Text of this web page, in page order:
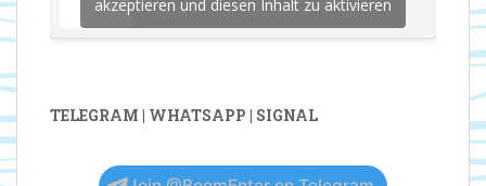
akzeptieren und diesen Inhalt zu aktivieren
TELEGRAM | WHATSAPP | SIGNAL